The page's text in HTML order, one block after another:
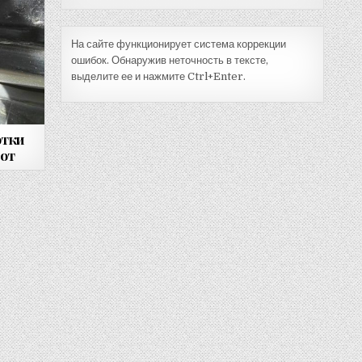
На сайте функционирует система коррекции
ошибок. Обнаружив неточность в тексте,
выделите ее и нажмите Ctrl+Enter.